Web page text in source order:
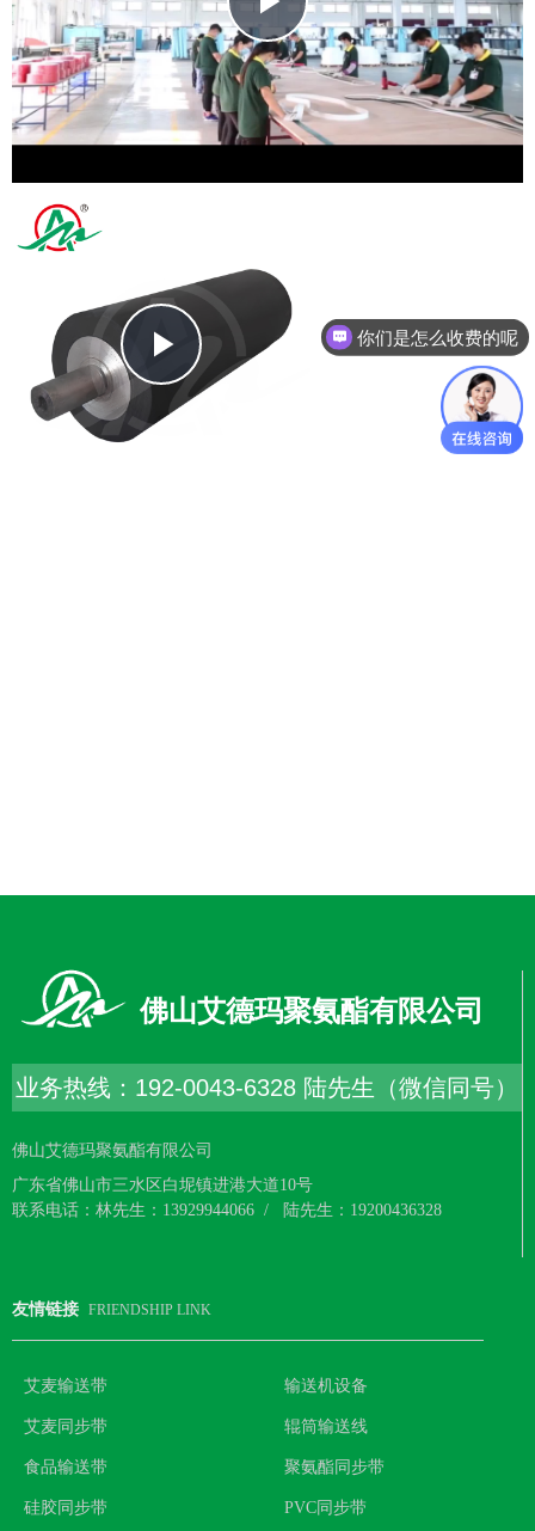
Video
Play
佛山艾德玛聚氨酯有限公司
业务热线：192-0043-6328 陆先生（微信同号）
佛山艾德玛聚氨酯有限公司
广东省佛山市三水区白坭镇进港大道10号
联系电话：林先生：13929944066 / 陆先生：19200436328
友情链接 FRIENDSHIP LINK
艾麦输送带
艾麦同步带
食品输送带
硅胶同步带
输送机设备
辊筒输送线
聚氨酯同步带
PVC同步带
你们是怎么收费的呢